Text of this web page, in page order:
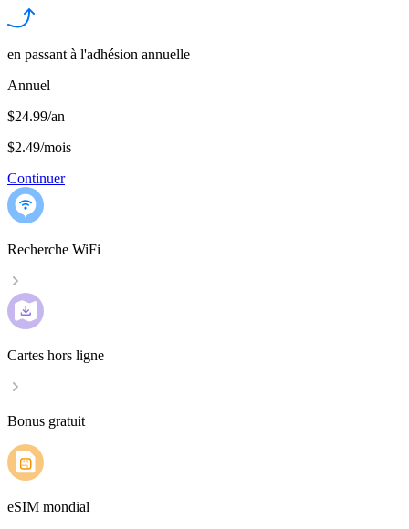
en passant à l'adhésion annuelle
Annuel
$24.99/an
$2.49/mois
Continuer
Recherche WiFi
Cartes hors ligne
Bonus gratuit
eSIM mondial